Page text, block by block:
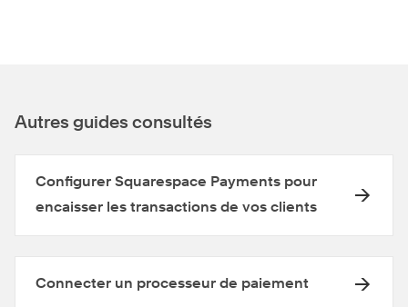
Autres guides consultés
Configurer Squarespace Payments pour
encaisser les transactions de vos clients
Connecter un processeur de paiement